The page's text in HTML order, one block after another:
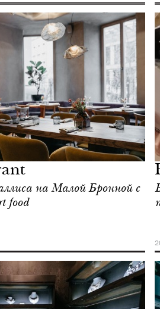
на Малой Бронной с
food